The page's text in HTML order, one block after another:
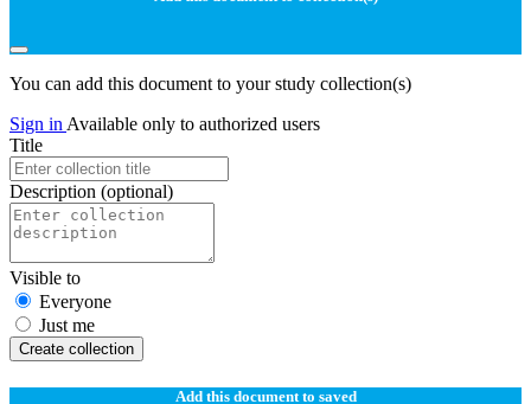
You can add this document to your study collection(s)
Sign in Available only to authorized users
Title
Description (optional)
Visible to
Everyone
Just me
Create collection
Add this document to saved